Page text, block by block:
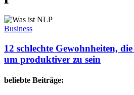
12
schlechte
die
Du
loslassen
um
Business
12 schlechte Gewohnheiten,
um produktiver zu sein
beliebte Beiträge: